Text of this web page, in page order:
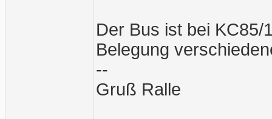
Der Bus ist bei KC85/
Belegung
--
Gruß Ralle